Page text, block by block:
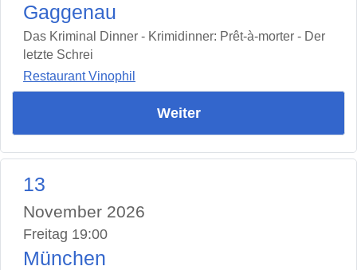
Gaggenau
Das Kriminal Dinner - Krimidinner: Prêt-à-morter - Der
letzte Schrei
Restaurant Vinophil
Weiter
13
November 2026
Freitag 19:00
München